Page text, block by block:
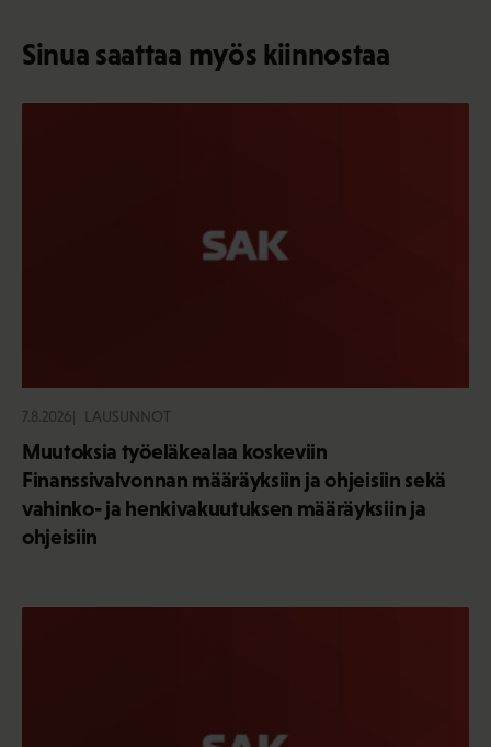
Sinua saattaa myös kiinnostaa
7.8.2026 LAUSUNNOT
Muutoksia työeläkealaa koskeviin
Finanssivalvonnan määräyksiin ja ohjeisiin sekä
vahinko- ja henkivakuutuksen määräyksiin ja
ohjeisiin